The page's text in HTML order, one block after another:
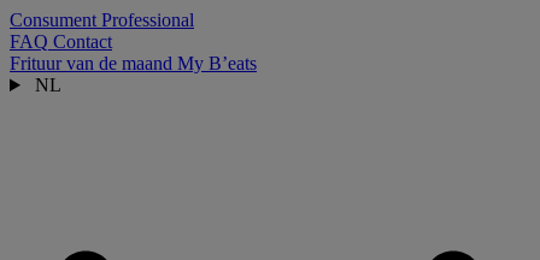
Consument Professional
FAQ Contact
Frituur van de maand My B’eats
NL